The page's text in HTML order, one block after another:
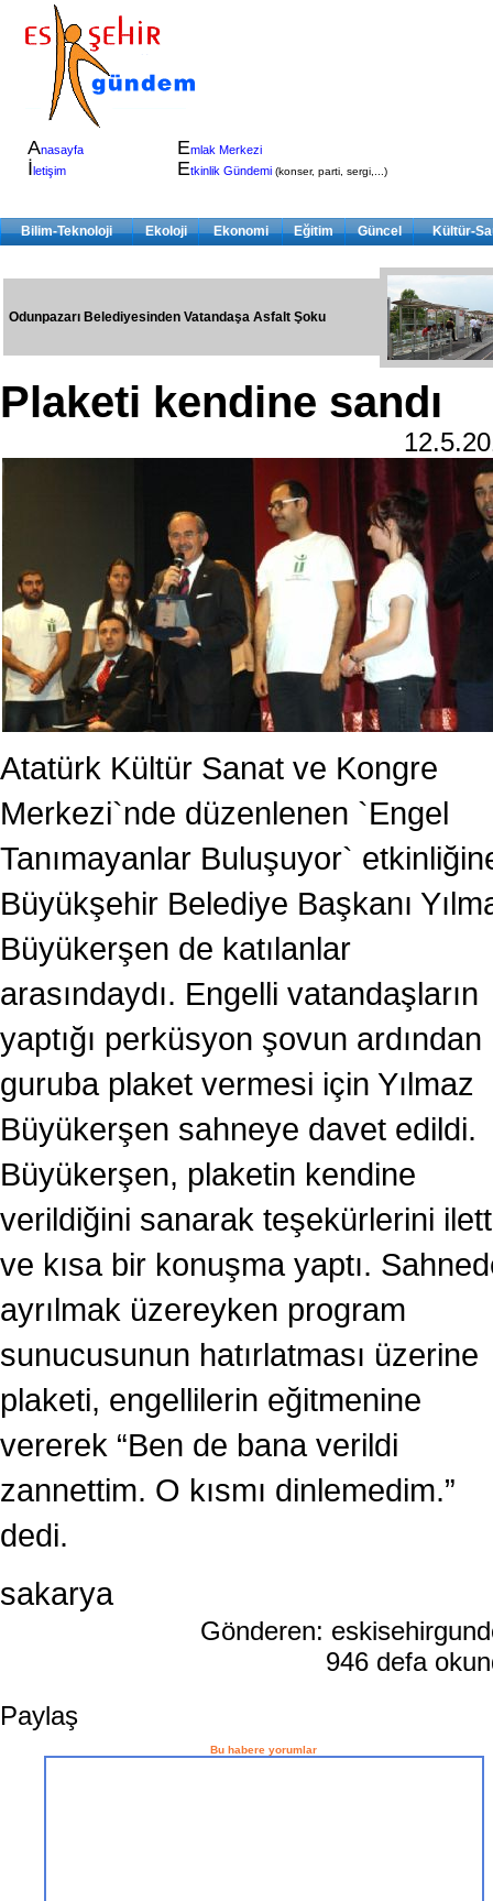
Anasayfa
İletişim
Emlak Merkezi
Etkinlik Gündemi (konser, parti, sergi,...)
Bilim-Teknoloji Ekoloji Ekonomi Eğitim Güncel Kültür-
Odunpazarı Belediyesinden Vatandaşa Asfalt Şoku
Plaketi kendine sandı
Atatürk Kültür Sanat ve Kongre
Merkezi`nde düzenlenen `Engel
Tanımayanlar Buluşuyor`
Büyükşehir Belediye Başkanı
Büyükerşen de katılanlar
arasındaydı. Engelli vatandaşların
yaptığı perküsyon şovun ardından
guruba plaket vermesi için Yılmaz
Büyükerşen sahneye davet edildi.
Büyükerşen, plaketin kendine
verildiğini sanarak teşekürlerini
ve kısa bir konuşma yaptı.
ayrılmak üzereyken program
sunucusunun hatırlatması üzerine
plaketi, engellilerin eğitmenine
vererek “Ben de bana verildi
zannettim. O kısmı dinlemedim.”
dedi.
sakarya
Gönderen:
946 defa
Paylaş
Bu habere yorumlar